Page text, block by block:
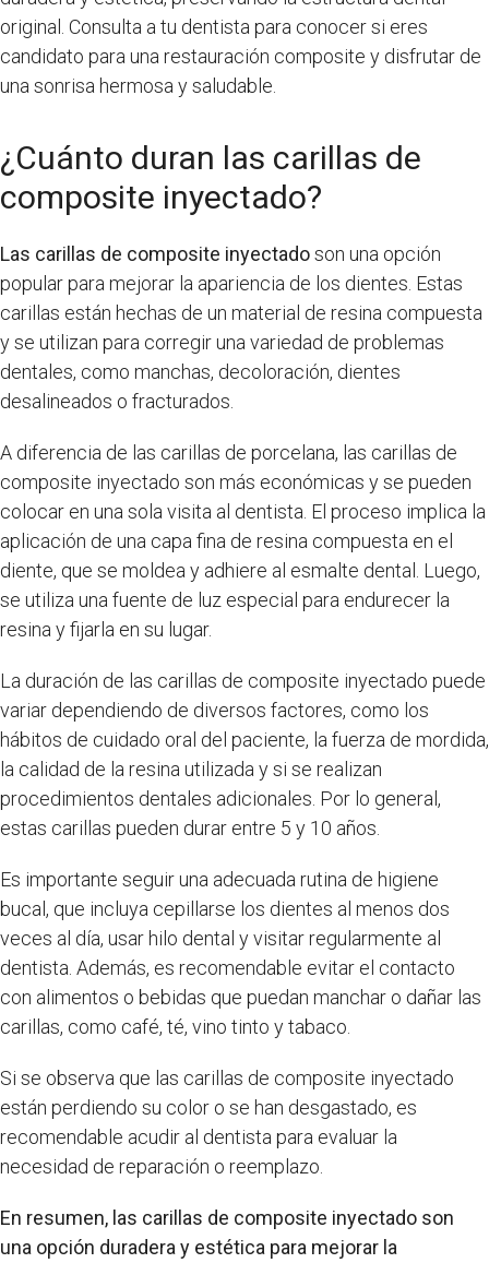
original. Consulta a tu dentista para conocer si eres
candidato para una restauración composite y disfrutar de
una sonrisa hermosa y saludable.
¿Cuánto duran las carillas de
composite inyectado?
Las carillas de composite inyectadoson una opción
popular para mejorar la apariencia de los dientes. Estas
carillas están hechas de un material de resina compuesta
y se utilizan para corregir una variedad de problemas
dentales, como manchas, decoloración, dientes
desalineados o fracturados.
A diferencia de las carillas de porcelana, las carillas de
composite inyectado son más económicas y se pueden
colocar en una sola visita al dentista. El proceso implica la
aplicación de una capa fina de resina compuesta en el
diente, que se moldea y adhiere al esmalte dental. Luego,
se utiliza una fuente de luz especial para endurecer la
resina y fijarla en su lugar.
La duración de las carillas de composite inyectado puede
variar dependiendo de diversos factores, como los
hábitos de cuidado oral del paciente, la fuerza de mordida,
la calidad de la resina utilizada y si se realizan
procedimientos dentales adicionales. Por lo general,
estas carillas pueden durar entre 5 y 10 años.
Es importante seguir una adecuada rutina de higiene
bucal, que incluya cepillarse los dientes al menos dos
veces al día, usar hilo dental y visitar regularmente al
dentista. Además, es recomendable evitar el contacto
con alimentos o bebidas que puedan manchar o dañar las
carillas, como café, té, vino tinto y tabaco.
Si se observa que las carillas de composite inyectado
están perdiendo su color o se han desgastado, es
recomendable acudir al dentista para evaluar la
necesidad de reparación o reemplazo.
En resumen, las carillas de composite inyectado son
una opción duradera y estética para mejorar la